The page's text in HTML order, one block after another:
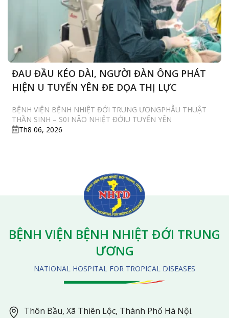
ĐAU ĐẦU KÉO DÀI, NGƯỜI ĐÀN ÔNG PHÁT
HIỆN U TUYẾN YÊN ĐE DỌA THỊ LỰC
BỆNH VIỆN BỆNH NHIỆT ĐỚI TRUNG ƯƠNGPHẪU THUẬT
THẦN SINH – S0I NÃO NHIỆT ĐỚIU TUYẾN YÊN
Th8 06, 2026
BỆNH VIỆN BỆNH NHIỆT ĐỚI TRUNG
ƯƠNG
NATIONAL HOSPITAL FOR TROPICAL DISEASES
Thôn Bầu, Xã Thiên Lộc, Thành Phố Hà Nội.